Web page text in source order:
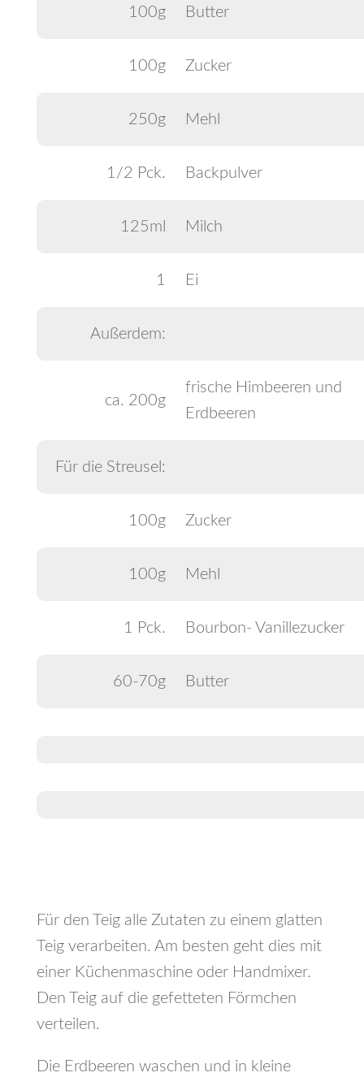
100g Butter
100g Zucker
250g Mehl
1/2 Pck. Backpulver
125ml Milch
1 Ei
Außerdem:
ca. 200g
frische Himbeeren und
Erdbeeren
Für die Streusel:
100g Zucker
100g Mehl
1 Pck. Bourbon- Vanillezucker
60-70g Butter
Für den Teig alle Zutaten zu einem glatten
Teig verarbeiten. Am besten geht dies mit
einer Küchenmaschine oder Handmixer.
Den Teig auf die gefetteten Förmchen
verteilen.
Die Erdbeeren waschen und in kleine